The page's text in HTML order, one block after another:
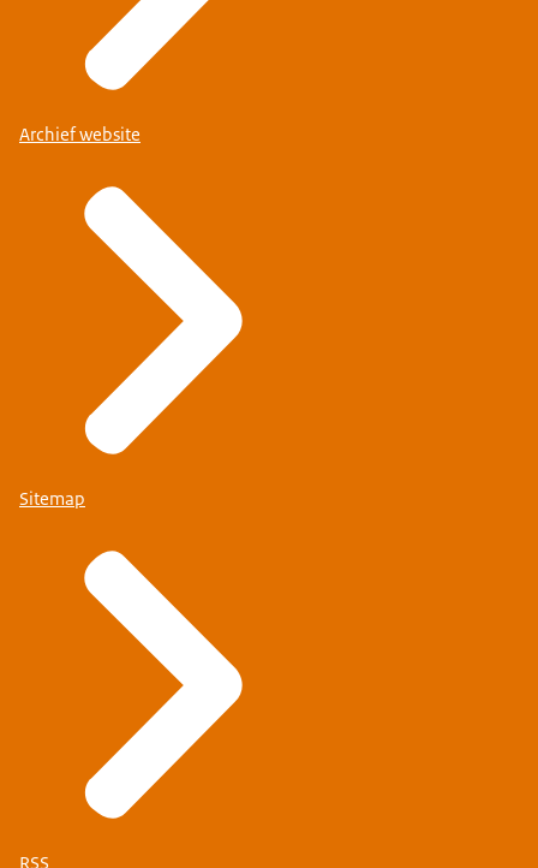
Archief website
Sitemap
RSS